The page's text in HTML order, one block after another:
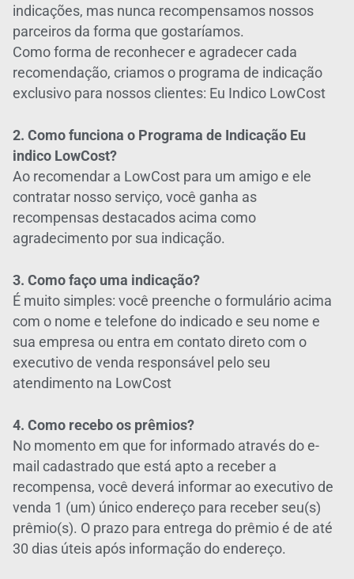
indicações, mas nunca recompensamos nossos
parceiros da forma que gostaríamos.
Como forma de reconhecer e agradecer cada
recomendação, criamos o programa de indicação
exclusivo para nossos clientes: Eu Indico LowCost
2. Como funciona o Programa de Indicação Eu
indico LowCost?
Ao recomendar a LowCost para um amigo e ele
contratar nosso serviço, você ganha as
recompensas destacados acima como
agradecimento por sua indicação.
3. Como faço uma indicação?
É muito simples: você preenche o formulário acima
com o nome e telefone do indicado e seu nome e
sua empresa ou entra em contato direto com o
executivo de venda responsável pelo seu
atendimento na LowCost
4. Como recebo os prêmios?
No momento em que for informado através do e-
mail cadastrado que está apto a receber a
recompensa, você deverá informar ao executivo de
venda 1 (um) único endereço para receber seu(s)
prêmio(s). O prazo para entrega do prêmio é de até
30 dias úteis após informação do endereço.